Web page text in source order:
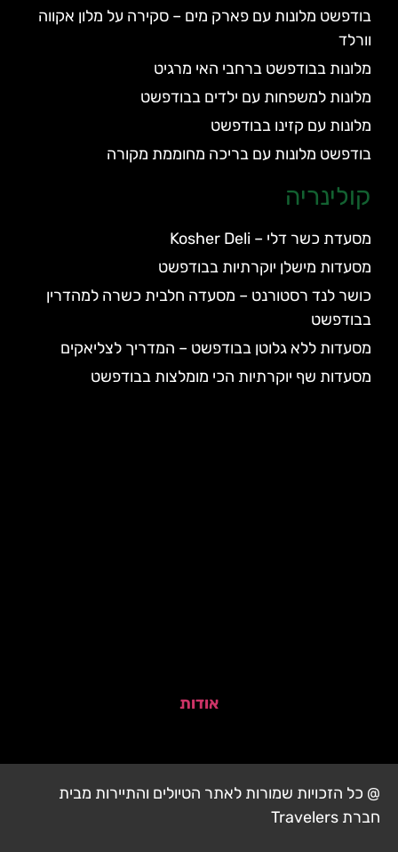
בודפשט מלונות עם פארק מים – סקירה על מלון אקווה
וורלד
מלונות בבודפשט ברחבי האי מרגיט
מלונות למשפחות עם ילדים בבודפשט
מלונות עם קזינו בבודפשט
בודפשט מלונות עם בריכה מחוממת מקורה
קולינריה
מסעדת כשר דלי – Kosher Deli
מסעדות מישלן יוקרתיות בבודפשט
כושר לנד רסטורנט – מסעדה חלבית כשרה למהדרין
בבודפשט
מסעדות ללא גלוטן בבודפשט – המדריך לצליאקים
מסעדות שף יוקרתיות הכי מומלצות בבודפשט
אודות
@ כל הזכויות שמורות לאתר הטיולים והתיירות מבית
חברת Travelers